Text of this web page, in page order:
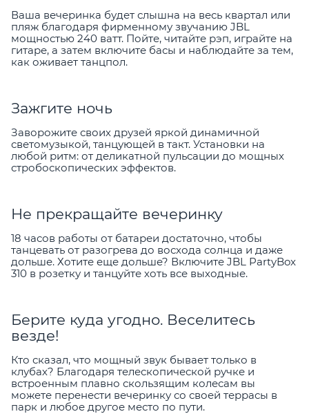
Ваша вечеринка будет слышна на весь квартал или
пляж благодаря фирменному звучанию JBL
мощностью 240 ватт. Пойте, читайте рэп, играйте на
гитаре, а затем включите басы и наблюдайте за тем,
как оживает танцпол.
Зажгите ночь
Заворожите своих друзей яркой динамичной
светомузыкой, танцующей в такт. Установки на
любой ритм: от деликатной пульсации до мощных
стробоскопических эффектов.
Не прекращайте вечеринку
18 часов работы от батареи достаточно, чтобы
танцевать от разогрева до восхода солнца и даже
дольше. Хотите еще дольше? Включите JBL PartyBox
310 в розетку и танцуйте хоть все выходные.
Берите куда угодно. Веселитесь
везде!
Кто сказал, что мощный звук бывает только в
клубах? Благодаря телескопической ручке и
встроенным плавно скользящим колесам вы
можете перенести вечеринку со своей террасы в
парк и любое другое место по пути.